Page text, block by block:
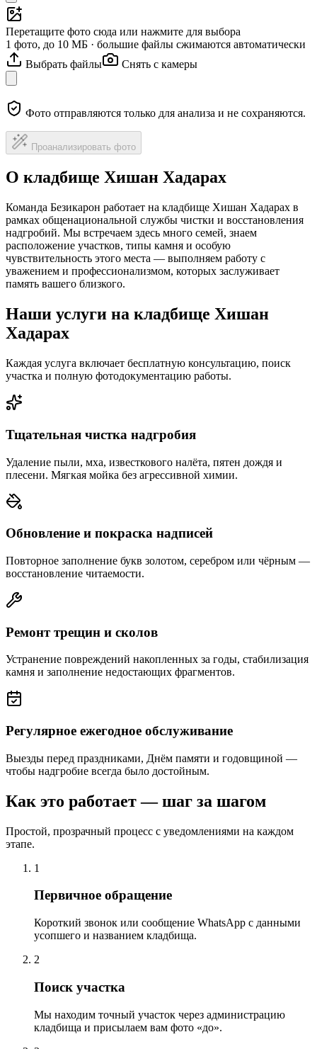
Перетащите фото сюда или нажмите для выбора
1 фото, до 10 МБ · большие файлы сжимаются автоматически
Выбрать файлы
Снять с камеры
Фото отправляются только для анализа и не сохраняются.
Проанализировать фото
О кладбище Хишан Хадарах
Команда Безикарон работает на кладбище Хишан Хадарах в
рамках общенациональной службы чистки и восстановления
надгробий. Мы встречаем здесь много семей, знаем
расположение участков, типы камня и особую
чувствительность этого места — выполняем работу с
уважением и профессионализмом, которых заслуживает
память вашего близкого.
Наши услуги на кладбище Хишан
Хадарах
Каждая услуга включает бесплатную консультацию, поиск
участка и полную фотодокументацию работы.
Тщательная чистка надгробия
Удаление пыли, мха, известкового налёта, пятен дождя и
плесени. Мягкая мойка без агрессивной химии.
Обновление и покраска надписей
Повторное заполнение букв золотом, серебром или чёрным —
восстановление читаемости.
Ремонт трещин и сколов
Устранение повреждений накопленных за годы, стабилизация
камня и заполнение недостающих фрагментов.
Регулярное ежегодное обслуживание
Выезды перед праздниками, Днём памяти и годовщиной —
чтобы надгробие всегда было достойным.
Как это работает — шаг за шагом
Простой, прозрачный процесс с уведомлениями на каждом
этапе.
1
Первичное обращение
Короткий звонок или сообщение WhatsApp с данными
усопшего и названием кладбища.
2
Поиск участка
Мы находим точный участок через администрацию
кладбища и присылаем вам фото «до».